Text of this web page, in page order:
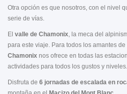
Otra opción es que nosotros, con el nivel
serie de vías.
El valle de Chamonix, la meca del
para este viaje. Para todos los amantes
Chamonix nos ofrece en todas las
actividades para todos los gustos y niveles.
Disfruta de 6 jornadas de escalada en